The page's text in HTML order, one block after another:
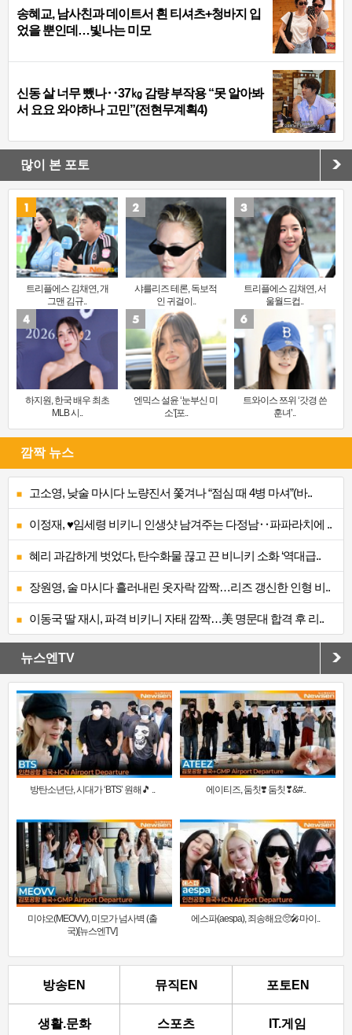
송혜교, 남사친과 데이트서 흰 티셔츠+청바지 입
었을 뿐인데…빛나는 미모
신동 살 너무 뺐나‥37㎏ 감량 부작용 “못 알아봐
서 요요 와야하나 고민”(전현무계획4)
많이 본 포토
트리플에스 김채연, 개
그맨 김규..
샤를리즈 테론, 독보적
인 귀걸이..
트리플에스 김채연, 서
울월드컵..
하지원, 한국 배우 최초
MLB 시..
엔믹스 설윤 ‘눈부신 미
소’[포..
트와이스 쯔위 ‘갓경 쓴
훈녀’..
깜짝 뉴스
고소영, 낮술 마시다 노량진서 쫓겨나 “점심 때 4병 마셔”(바..
이정재, ♥임세령 비키니 인생샷 남겨주는 다정남‥파파라치에 ..
혜리 과감하게 벗었다, 탄수화물 끊고 끈 비니키 소화 ‘역대급..
장원영, 술 마시다 흘러내린 옷자락 깜짝…리즈 갱신한 인형 비..
이동국 딸 재시, 파격 비키니 자태 깜짝…美 명문대 합격 후 리..
뉴스엔TV
방탄소년단, 시대가 ‘BTS’ 원해🎵 .. 에이티즈, 둠칫❣️ 둠칫❣&#..
미야오(MEOVV), 미모가 넘사벽 (출
국)[뉴스엔TV]
에스파(aespa), 죄송해요🥺🎤마이..
방송EN 뮤직EN 포토EN
생활.문화 스포츠 IT.게임